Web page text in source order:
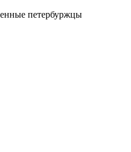
петербуржцы